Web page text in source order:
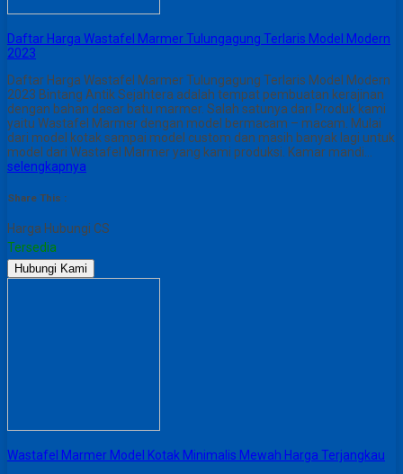
Daftar Harga Wastafel Marmer Tulungagung Terlaris Model Modern
2023
Daftar Harga Wastafel Marmer Tulungagung Terlaris Model Modern
2023 Bintang Antik Sejahtera adalah tempat pembuatan kerajinan
dengan bahan dasar batu marmer. Salah satunya dari Produk kami
yaitu Wastafel Marmer dengan model bermacam – macam. Mulai
dari model kotak sampai model custom dan masih banyak lagi untuk
model dari Wastafel Marmer yang kami produksi. Kamar mandi…
selengkapnya
Share This :
Harga Hubungi CS
Tersedia
Hubungi Kami
Wastafel Marmer Model Kotak Minimalis Mewah Harga Terjangkau